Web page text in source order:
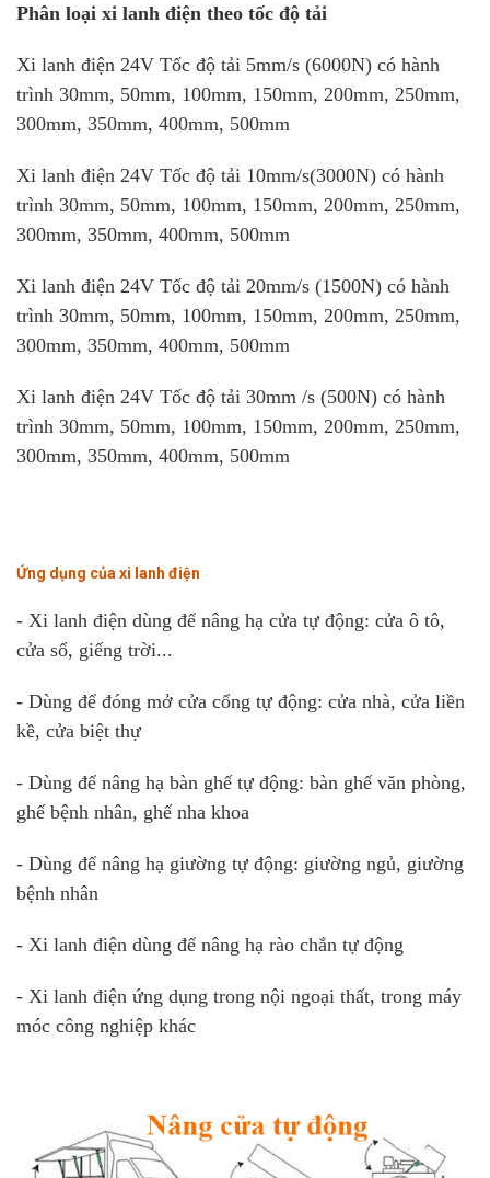
Phân loại xi lanh điện theo tốc độ tải
Xi lanh điện 24V Tốc độ tải 5mm/s (6000N) có hành
trình 30mm, 50mm, 100mm, 150mm, 200mm, 250mm,
300mm, 350mm, 400mm, 500mm
Xi lanh điện 24V Tốc độ tải 10mm/s(3000N) có hành
trình 30mm, 50mm, 100mm, 150mm, 200mm, 250mm,
300mm, 350mm, 400mm, 500mm
Xi lanh điện 24V Tốc độ tải 20mm/s (1500N) có hành
trình 30mm, 50mm, 100mm, 150mm, 200mm, 250mm,
300mm, 350mm, 400mm, 500mm
Xi lanh điện 24V Tốc độ tải 30mm /s (500N) có hành
trình 30mm, 50mm, 100mm, 150mm, 200mm, 250mm,
300mm, 350mm, 400mm, 500mm
Ứng dụng của xi lanh điện
- Xi lanh điện dùng để nâng hạ cửa tự động: cửa ô tô,
cửa sổ, giếng trời...
- Dùng để đóng mở cửa cổng tự động: cửa nhà, cửa liền
kề, cửa biệt thự
- Dùng để nâng hạ bàn ghế tự động: bàn ghế văn phòng,
ghế bệnh nhân, ghế nha khoa
- Dùng để nâng hạ giường tự động: giường ngủ, giường
bệnh nhân
- Xi lanh điện dùng để nâng hạ rào chắn tự động
- Xi lanh điện ứng dụng trong nội ngoại thất, trong máy
móc công nghiệp khác